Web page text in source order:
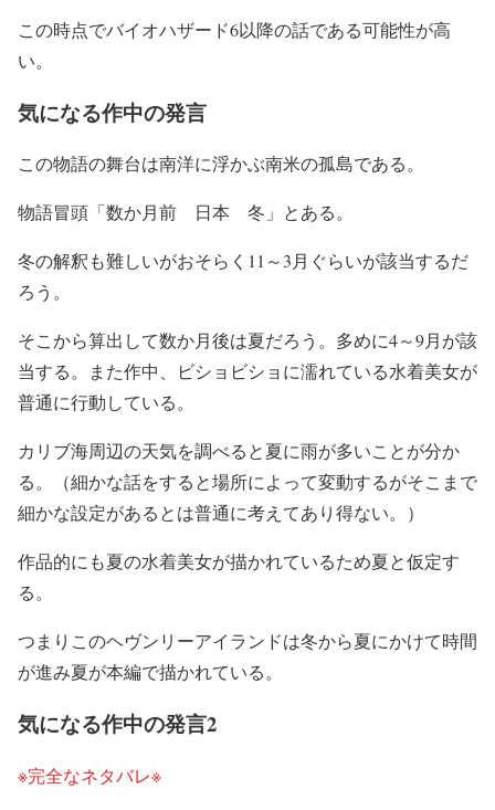
この時点でバイオハザード6以降の話である可能性が高
い。
気になる作中の発言
この物語の舞台は南洋に浮かぶ南米の孤島である。
物語冒頭「数か月前 日本 冬」とある。
冬の解釈も難しいがおそらく11～3月ぐらいが該当するだ
ろう。
そこから算出して数か月後は夏だろう。多めに4～9月が該
当する。また作中、ビショビショに濡れている水着美女が
普通に行動している。
カリブ海周辺の天気を調べると夏に雨が多いことが分か
る。（細かな話をすると場所によって変動するがそこまで
細かな設定があるとは普通に考えてあり得ない。）
作品的にも夏の水着美女が描かれているため夏と仮定す
る。
つまりこのヘヴンリーアイランドは冬から夏にかけて時間
が進み夏が本編で描かれている。
気になる作中の発言2
※完全なネタバレ※